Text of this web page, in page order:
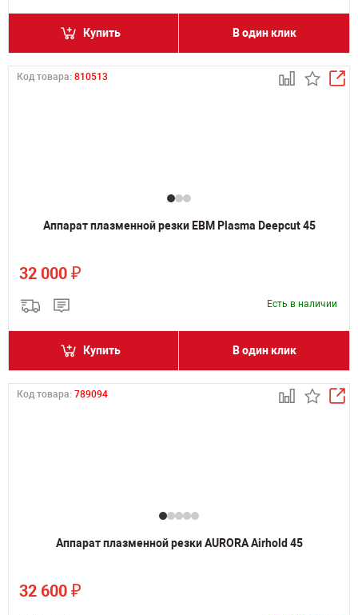
Купить В один клик
Код товара: 810513
Аппарат плазменной резки ЕВМ Plasma Deepcut 45
32 000 ₽
Есть в наличии
Купить В один клик
Код товара: 789094
Аппарат плазменной резки AURORA Airhold 45
32 600 ₽